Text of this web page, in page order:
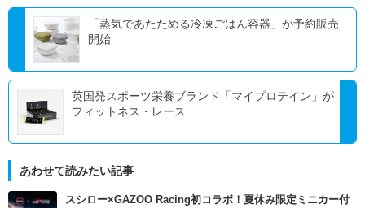
「蒸気であたためる冷凍ごはん容器」が予約販売
開始
英国発スポーツ栄養ブランド「マイプロテイン」が
フィットネス・レース...
あわせて読みたい記事
スシロー×GAZOO Racing初コラボ！夏休み限定ミニカー付